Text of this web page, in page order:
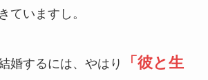
ていますし。
婚するには、やはり
「彼と生